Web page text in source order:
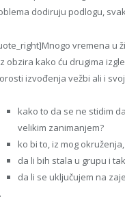
dodiruju podlogu,
vremena u
obzira kako ću drugima
izvođenja vežbi ali i
kako to da se ne stidim
velikim zanimanjem?
ko bi to, iz mog
da li bih stala u grupu i
da li se uključujem na